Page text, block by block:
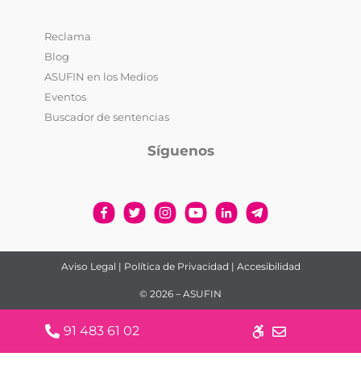
91 483 61 02
Reclama
Blog
ASUFIN en los Medios
Eventos
Buscador de sentencias
Síguenos
Aviso Legal | Política de Privacidad | Accesibilidad
© 2026 – ASUFIN